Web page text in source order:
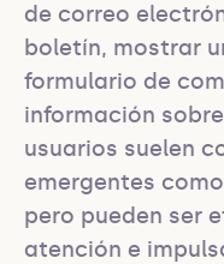
de correo
boletín, mostrar
formulario de
información
usuarios suelen
emergentes
pero pueden ser
atención e